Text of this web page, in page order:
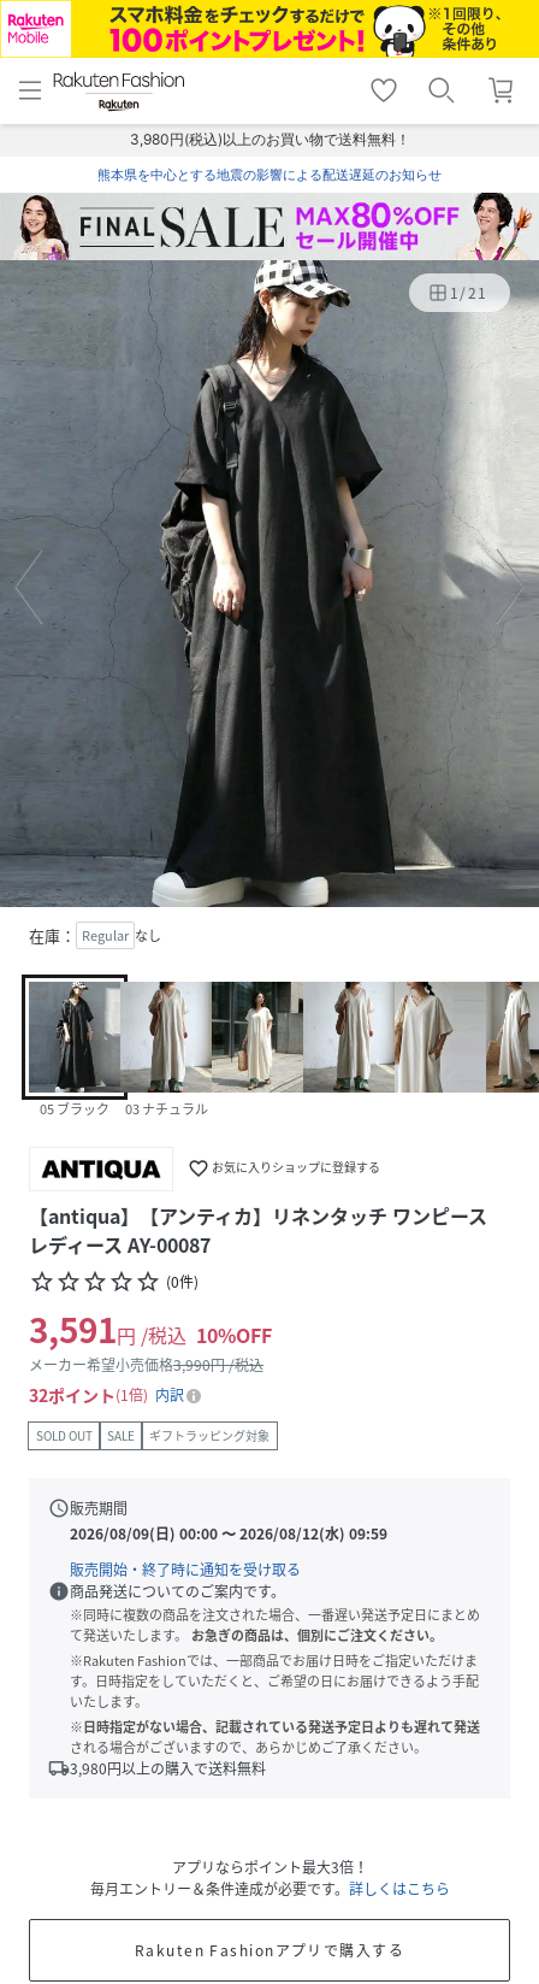
menu home
トップ
shopping_cart lock_outline
ログイン
3,980円(税込)以上のお買い物で送料無料！
熊本県を中心とする地震の影響による配送遅延のお知らせ
1/21
在庫： Regular なし
05 ブラック 03 ナチュラル
favorite_border お気に入りショップに登録する
【antiqua】【アンティカ】リネンタッチ ワンピース
レディース AY-00087
star_borderstar_borderstar_borderstar_borderstar_border (0件)
3,591円 /税込 10%OFF
メーカー希望小売価格3,990円 /税込
32ポイント 1倍 内訳
SOLD OUT SALE ギフトラッピング対象
schedule販売期間
2026/08/09(日) 00:00〜2026/08/12(水) 09:59
販売開始・終了時に通知を受け取る
info商品発送についてのご案内です。
※同時に複数の商品を注文された場合、一番遅い発送予定日にまとめ
て発送いたします。
お急ぎの商品は、個別にご注文ください。
※Rakuten Fashionでは、一部商品でお届け日時をご指定いただけま
す。日時指定をしていただくと、ご希望の日にお届けできるよう手配
いたします。
※日時指定がない場合、記載されている発送予定日よりも遅れて発送
される場合がございますので、あらかじめご了承ください。
local_shipping3,980円以上の購入で送料無料
アプリならポイント最大3倍！
毎月エントリー＆条件達成が必要です。 詳しくはこちら
Rakuten Fashionアプリで購入する